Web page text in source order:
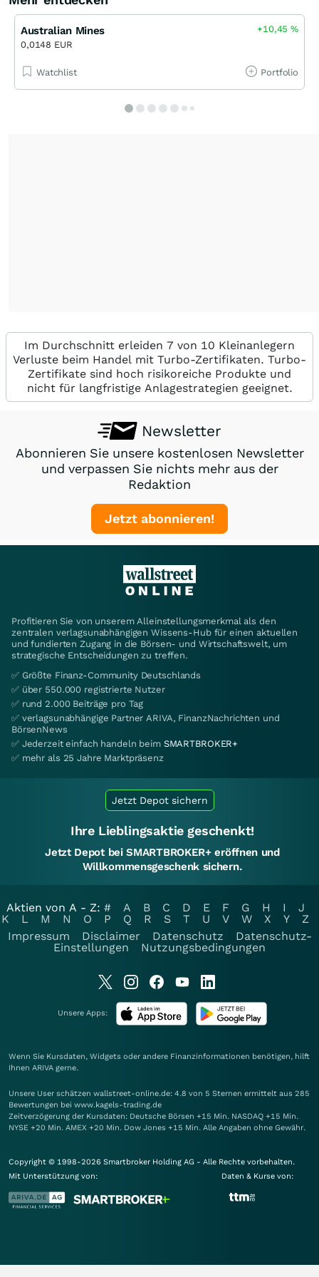
Australian Mines
0,0148 EUR
+10,45%
Watchlist Portfolio
Im Durchschnitt erleiden 7 von 10 Kleinanlegern
Verluste beim Handel mit Turbo-Zertifikaten. Turbo-
Zertifikate sind hoch risikoreiche Produkte und
nicht für langfristige Anlagestrategien geeignet.
Newsletter
Abonnieren Sie unsere kostenlosen Newsletter
und verpassen Sie nichts mehr aus der
Redaktion
Jetzt abonnieren!
Profitieren Sie von unserem Alleinstellungsmerkmal als den
zentralen verlagsunabhängigen Wissens-Hub für einen aktuellen
und fundierten Zugang in die Börsen- und Wirtschaftswelt, um
strategische Entscheidungen zu treffen.
✅ Größte Finanz-Community Deutschlands
✅ über 550.000 registrierte Nutzer
✅ rund 2.000 Beiträge pro Tag
✅ verlagsunabhängige Partner ARIVA, FinanzNachrichten und
BörsenNews
✅ Jederzeit einfach handeln beim SMARTBROKER+
✅ mehr als 25 Jahre Marktpräsenz
Jetzt Depot sichern
Ihre Lieblingsaktie geschenkt!
Jetzt Depot bei SMARTBROKER+ eröffnen und
Willkommensgeschenk sichern.
Aktien von A - Z: # A B C D E F G H I
J
K
L M N O P Q R S T U V W X Y
Z
Impressum
Disclaimer Datenschutz
Datenschutz-
Einstellungen
Nutzungsbedingungen
Unsere Apps:
Wenn Sie Kursdaten, Widgets oder andere Finanzinformationen benötigen, hilft
Ihnen ARIVA gerne.
Unsere User schätzen wallstreet-online.de: 4.8 von 5 Sternen ermittelt aus 285
Bewertungen bei www.kagels-trading.de
Zeitverzögerung der Kursdaten: Deutsche Börsen +15 Min. NASDAQ +15 Min.
NYSE +20 Min. AMEX +20 Min. Dow Jones +15 Min. Alle Angaben ohne Gewähr.
Copyright © 1998-2026 Smartbroker Holding AG - Alle Rechte vorbehalten.
Mit Unterstützung von:
Daten & Kurse von: